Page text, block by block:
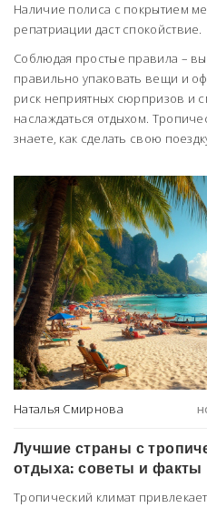
Наличие полиса с покрытием
репатриации даст спокойствие.
Соблюдая простые правила –
правильно упаковать вещи и
риск неприятных сюрпризов и
наслаждаться отдыхом.
знаете, как сделать свою
Наталья Смирнова
Лучшие страны с
отдыха: советы и факты
Тропический климат